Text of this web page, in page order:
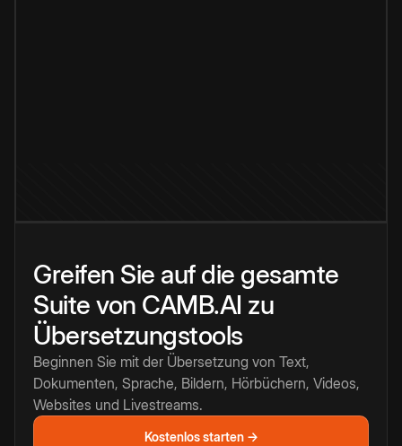
Greifen Sie auf die gesamte
Suite von CAMB.AI zu
Übersetzungstools
Beginnen Sie mit der Übersetzung von Text,
Dokumenten, Sprache, Bildern, Hörbüchern, Videos,
Websites und Livestreams.
Kostenlos starten →